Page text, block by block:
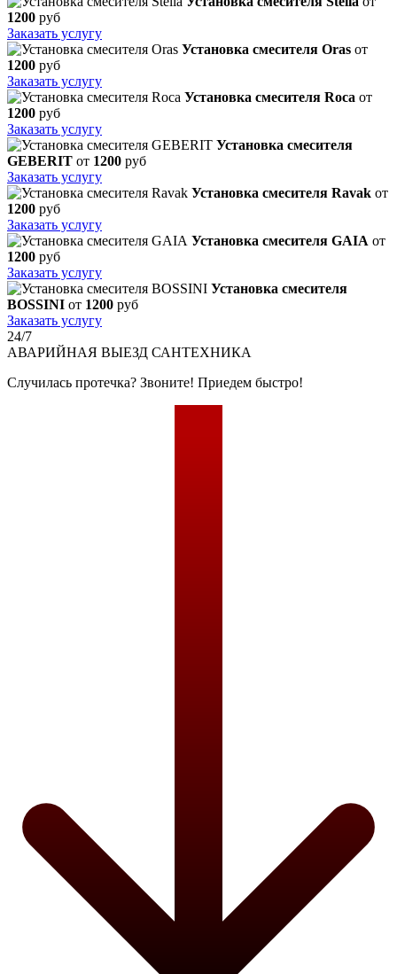
1200 руб
Заказать услугу
Установка смесителя Oras от
1200 руб
Заказать услугу
Установка смесителя Roca от
1200 руб
Заказать услугу
Установка смесителя
GEBERIT от 1200 руб
Заказать услугу
Установка смесителя Ravak от
1200 руб
Заказать услугу
Установка смесителя GAIA от
1200 руб
Заказать услугу
Установка смесителя
BOSSINI от 1200 руб
Заказать услугу
24/7
АВАРИЙНАЯ ВЫЕЗД САНТЕХНИКА
Случилась протечка? Звоните! Приедем быстро!